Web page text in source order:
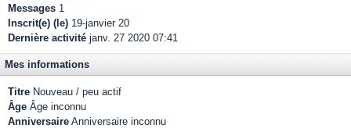
Messages 1
Inscrit(e) (le) 19-janvier 20
Dernière activité janv. 27 2020 07:41
Mes informations
Titre Nouveau / peu actif
Âge Âge inconnu
Anniversaire Anniversaire inconnu